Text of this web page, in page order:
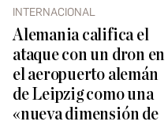
INTERNACIONAL
Alemania califica el
ataque con un dron en
el aeropuerto alemán
de Leipzig como una
«nueva dimensión de